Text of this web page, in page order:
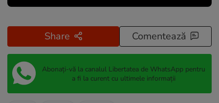
Share Comentează
Abonați-vă la canalul Libertatea de WhatsApp pentru
a fi la curent cu ultimele informații